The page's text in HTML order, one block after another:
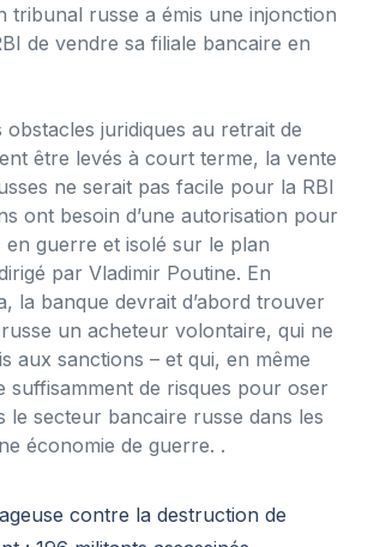
tribunal russe a émis une injonction
de vendre sa filiale bancaire en
obstacles juridiques au retrait de
être levés à court terme, la vente
ne serait pas facile pour la RBI
ont besoin d’une autorisation pour
en guerre et isolé sur le plan
par Vladimir Poutine. En
la banque devrait d’abord trouver
un acheteur volontaire, qui ne
aux sanctions – et qui, en même
suffisamment de risques pour oser
le secteur bancaire russe dans les
économie de guerre. .
contre la destruction de